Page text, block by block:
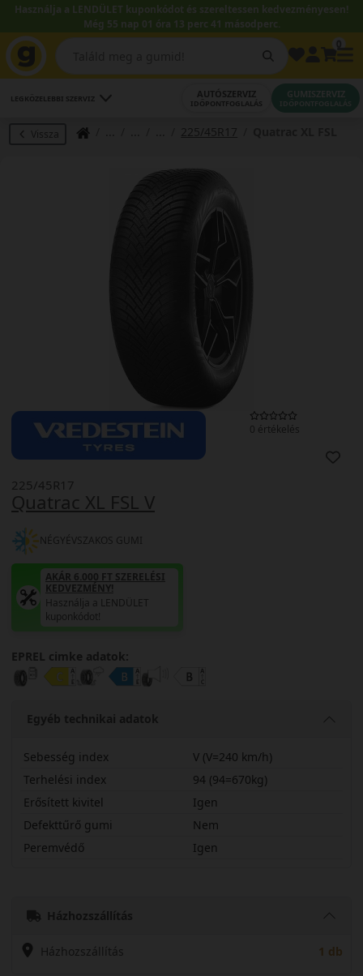
Használja a LENDÜLET kuponkódot és szereltessen kedvezményesen!
Még 55 nap 01 óra 13 perc 40 másodperc.
LEGKÖZELEBBI SZERVIZ AUTÓSZERVIZ
IDŐPONTFOGLALÁS
GUMISZERVIZ
IDŐPONTFOGLALÁS
Vissza 225/45R17
0 értékelés
Quatrac XL FSL V
225/45R17
NÉGYÉVSZAKOS GUMI
AKÁR 6.000 FT SZERELÉSI
KEDVEZMÉNY!
Használja a LENDÜLET
kuponkódot!
EPREL cimke adatok:
Egyéb technikai adatok
Sebesség index
V (V=240 km/h)
Terhelési index
94 (94=670kg)
Erősített kivitel
Igen
Defekttűrő gumi
Nem
Peremvédő
Igen
Házhozszállítás
Házhozszállítás 1 db